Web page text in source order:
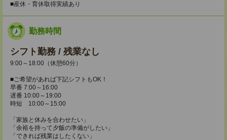
■産休・育休取得実績あり
勤務時間
シフト勤務 / 残業なし
9:00～18:00（休憩60分）
■ご希望があれば下記シフトもOK！
早番 7:00～16:00
遅番 10:00～19:00
時短 10:00～15:00
「家族と休みを合わせたい」
「余裕を持って夕飯の準備がしたい」
「できれば残業はしたくない」